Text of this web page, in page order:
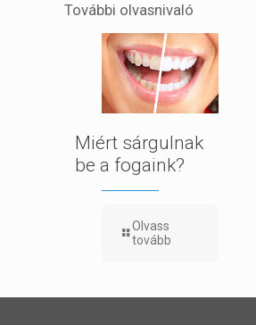
További olvasnivaló
Miért sárgulnak
be a fogaink?
Olvass
tovább